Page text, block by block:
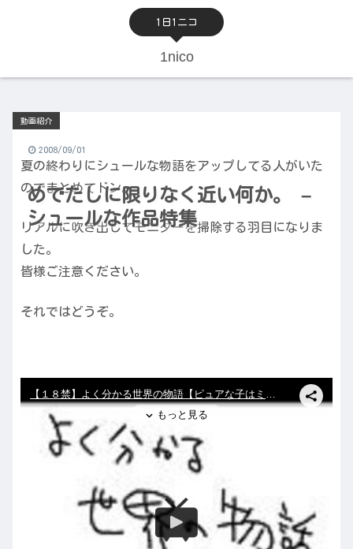
1日1ニコ
1nico
めでたしに限りなく近い何か。 –
シュールな作品特集
動画紹介
2008/09/01
夏の終わりにシュールな物語をアップしてる人がいた
のでまとめてドン。
リアルに吹き出してモニターを掃除する羽目になりま
した。
皆様ご注意ください。
それではどうぞ。